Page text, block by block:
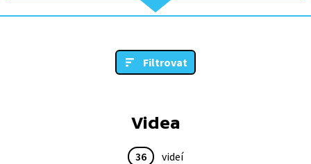
Filtrovat
Videa
36 videí